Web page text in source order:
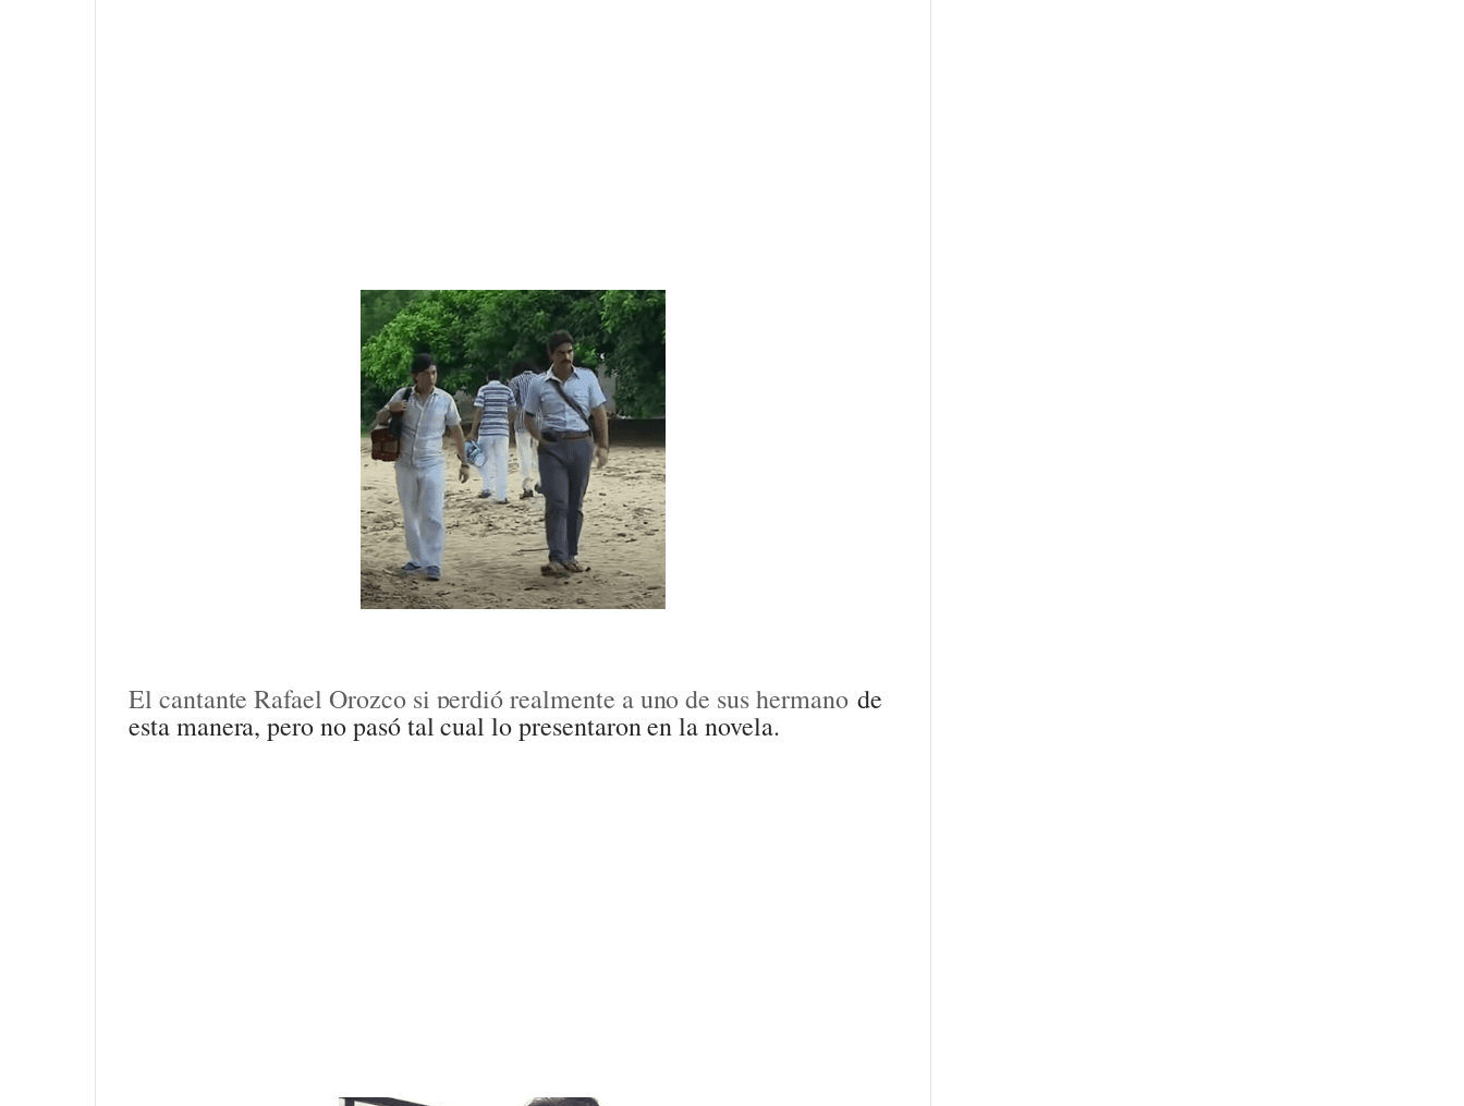
El cantante Rafael Orozco si perdió realmente a uno de sus hermanode
esta manera, pero no pasó tal cual lo presentaron en la novela.